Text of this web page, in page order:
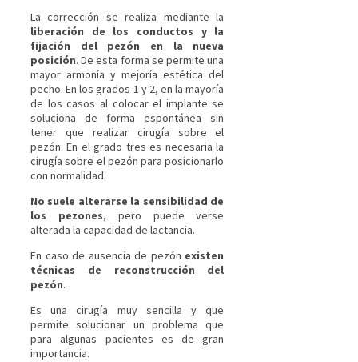
La corrección se realiza mediante la
liberación de los conductos y la
fijación del pezón en la nueva
posición. De esta forma se permite una
mayor armonía y mejoría estética del
pecho. En los grados 1 y 2, en la mayoría
de los casos al colocar el implante se
soluciona de forma espontánea sin
tener que realizar cirugía sobre el
pezón. En el grado tres es necesaria la
cirugía sobre el pezón para posicionarlo
con normalidad.
No suele alterarse la sensibilidad de
los pezones, pero puede verse
alterada la capacidad de lactancia.
En caso de ausencia de pezón existen
técnicas de reconstrucción del
pezón.
Es una cirugía muy sencilla y que
permite solucionar un problema que
para algunas pacientes es de gran
importancia.